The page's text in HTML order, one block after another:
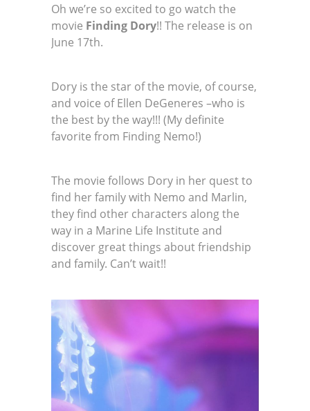
Oh we’re so excited to go watch the
movie Finding Dory!! The release is on
June 17th.
Dory is the star of the movie, of course,
and voice of Ellen DeGeneres –who is
the best by the way!!! (My definite
favorite from Finding Nemo!)
The movie follows Dory in her quest to
find her family with Nemo and Marlin,
they find other characters along the
way in a Marine Life Institute and
discover great things about friendship
and family. Can’t wait!!